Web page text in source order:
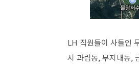
LH 직원들이 사들인
시 과림동, 무지내동,